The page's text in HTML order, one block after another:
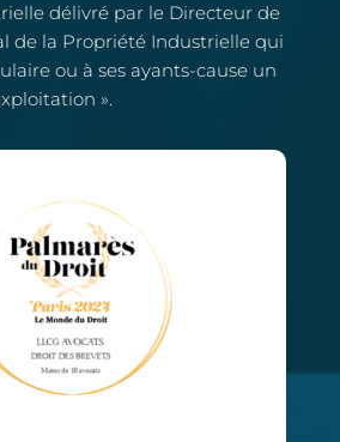
délivré par le Directeur de
de la Propriété Industrielle qui
ou à ses ayants-cause un
».